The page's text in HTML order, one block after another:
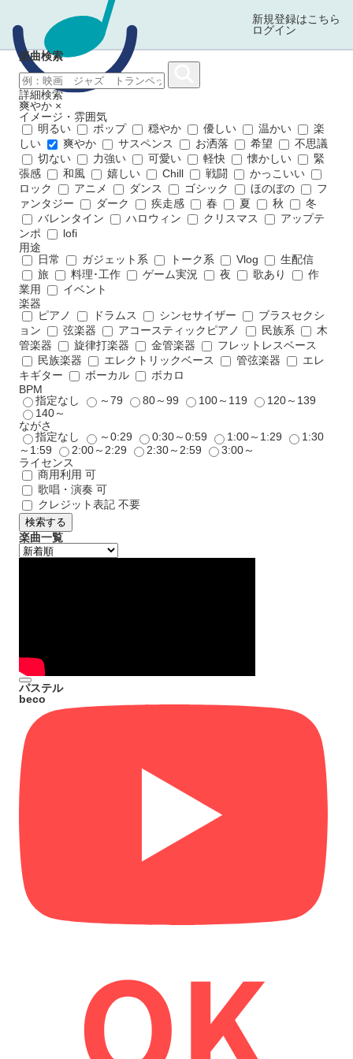
新規登録はこちら
ログイン
楽曲検索
詳細検索
爽やか ×
イメージ・雰囲気
明るい
ポップ 穏やか 優しい 温かい
楽
しい
爽やか サスペンス お洒落 希望
不思議
切ない
力強い 可愛い 軽快 懐かしい
緊
張感
和風 嬉しい Chill 戦闘
かっこいい
ロック
アニメ ダンス ゴシック ほのぼの
フ
ァンタジー
ダーク 疾走感 春 夏 秋
冬
バレンタイン
ハロウィン クリスマス
アップテ
ンポ
lofi
用途
日常
ガジェット系 トーク系 Vlog
生配信
旅
料理･工作 ゲーム実況 夜 歌あり
作
業用
イベント
楽器
ピアノ
ドラムス シンセサイザー
ブラスセクシ
ョン
弦楽器 アコースティックピアノ 民族系
木
管楽器
旋律打楽器 金管楽器
フレットレスベース
民族楽器
エレクトリックベース 管弦楽器
エレ
キギター
ボーカル
ボカロ
BPM
指定なし
～79 80～99 100～119
120～139
140～
ながさ
指定なし
～0:29 0:30～0:59 1:00～1:29
1:30
～1:59
2:00～2:29 2:30～2:59
3:00～
ライセンス
商用利用 可
歌唱・演奏 可
クレジット表記 不要
検索する
楽曲一覧
パステル
beco